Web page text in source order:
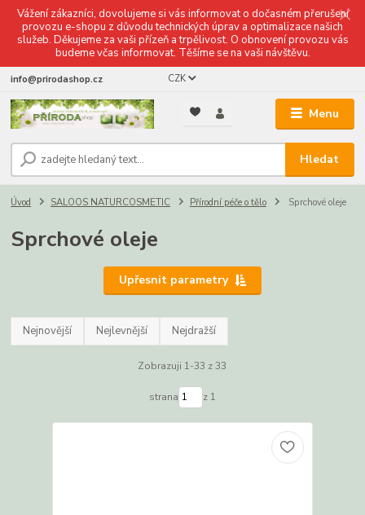
Vážení zákazníci, dovolujeme si vás informovat o dočasném přerušení
provozu e-shopu z důvodu technických úprav a optimalizace našich
služeb. Děkujeme za vaši přízeň a trpělivost. O obnovení provozu vás
budeme včas informovat. Těšíme se na vaši návštěvu.
Menu
CZK
Hledat
info@prirodashop.cz
Úvod SALOOS NATURCOSMETIC Přírodní péče o tělo Sprchové oleje
Sprchové oleje
Upřesnit parametry
Nejnovější Nejlevnější Nejdražší
Zobrazuji 1-33 z 33
strana z 1